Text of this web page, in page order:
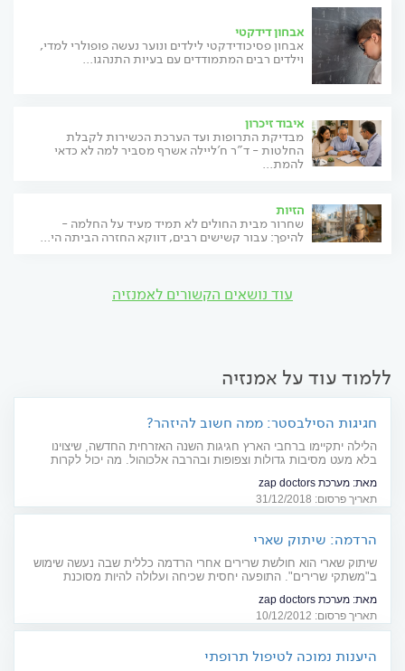
אבחון דידקטי
אבחון פסיכודידקטי לילדים ונוער נעשה פופולרי למדי,
וילדים רבים המתמודדים עם בעיות התנהגו...
איבוד זיכרון
מבדיקת התרופות ועד הערכת הכשירות לקבלת
החלטות - ד"ר ח'ליילה אשרף מסביר למה לא כדאי
להמת...
הזיות
שחרור מבית החולים לא תמיד מעיד על החלמה -
להיפך: עבור קשישים רבים, דווקא החזרה הביתה הי...
עוד נושאים הקשורים לאמנזיה
ללמוד עוד על אמנזיה
חגיגות הסילבסטר: ממה חשוב להיזהר?
הלילה יתקיימו ברחבי הארץ חגיגות השנה האזרחית החדשה, שיצוינו
בלא מעט מסיבות גדולות וצפופות ובהרבה אלכוהול. מה יכול לקרות
במסיבה?
מאת: מערכת zap doctors
תאריך פרסום: 31/12/2018
הרדמה: שיתוק שארי
שיתוק שארי הוא חולשת שרירים אחרי הרדמה כללית שבה נעשה שימוש
ב"משתקי שרירים". התופעה יחסית שכיחה ועלולה להיות מסוכנת
מאת: מערכת zap doctors
תאריך פרסום: 10/12/2012
היענות נמוכה לטיפול תרופתי